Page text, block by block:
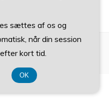
40 77 39
sættes af os og
når din session
kort tid.
OK